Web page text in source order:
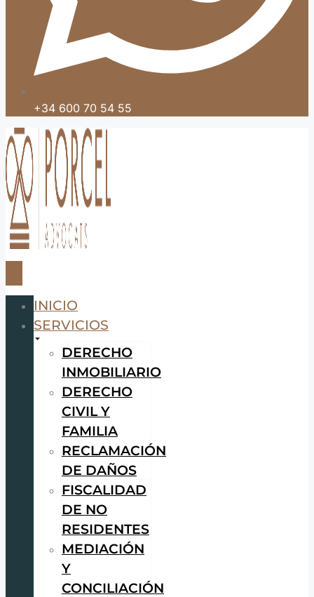
+34 600 70 54 55
INICIO
SERVICIOS
DERECHO
INMOBILIARIO
DERECHO
CIVIL Y
FAMILIA
RECLAMACIÓN
DE DAÑOS
FISCALIDAD
DE NO
RESIDENTES
MEDIACIÓN
Y
CONCILIACIÓN